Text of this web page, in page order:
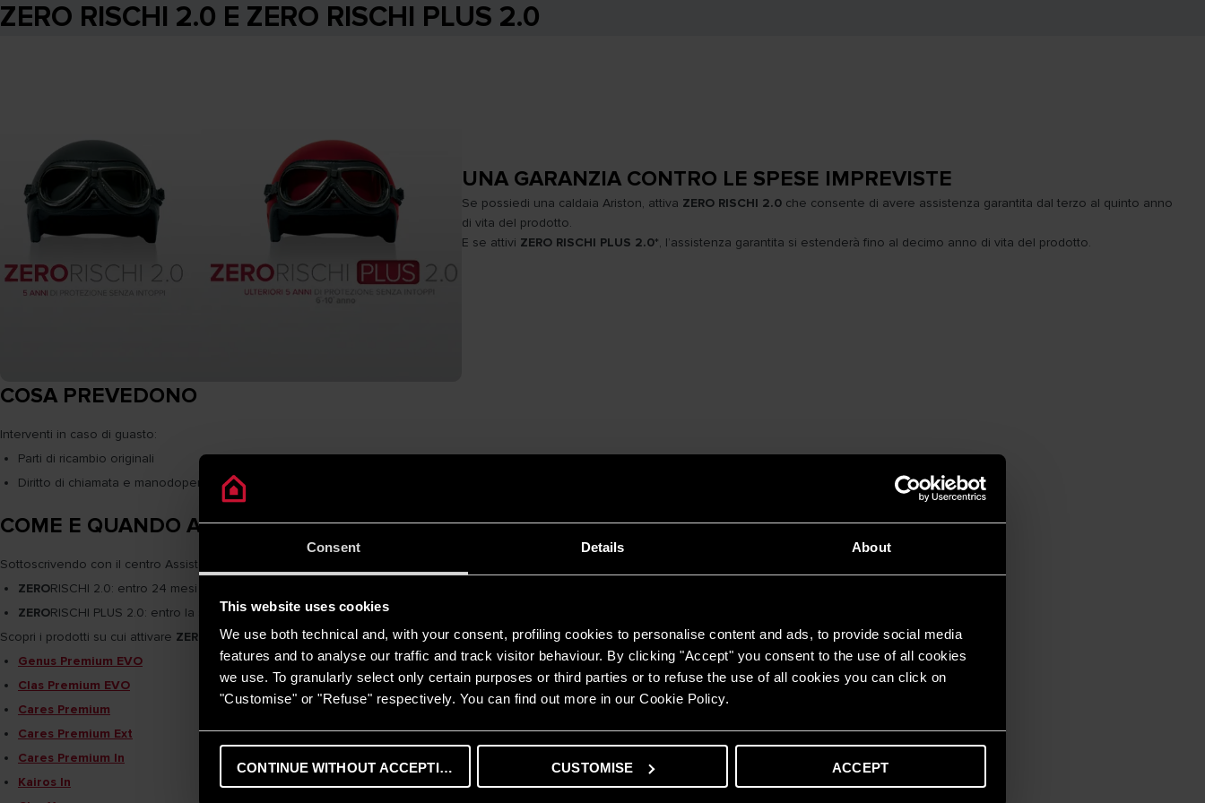
Consent Details About
This website uses cookies
We use both technical and, with your consent, profiling cookies to personalise content and ads, to provide social media
features and to analyse our traffic and track visitor behaviour. By clicking "Accept" you consent to the use of all cookies
we use. To granularly select only certain purposes or third parties or to refuse the use of all cookies you can click on
"Customise" or "Refuse" respectively. You can find out more in our Cookie Policy.
CONTINUE WITHOUT ACCEPTING CUSTOMISE ACCEPT
ZERO RISCHI 2.0 E ZERO RISCHI PLUS 2.0
UNA GARANZIA CONTRO LE SPESE IMPREVISTE
Se possiedi una caldaia Ariston, attiva ZERO RISCHI 2.0 che consente di avere assistenza garantita dal terzo al quinto anno
di vita del prodotto.
E se attivi ZERO RISCHI PLUS 2.0*, l’assistenza garantita si estenderà fino al decimo anno di vita del prodotto.
COSA PREVEDONO
Interventi in caso di guasto:
Parti di ricambio originali
Diritto di chiamata e manodopera per il ripristino del corretto funzionamento del prodotto
COME E QUANDO ATTIVARLE
Sottoscrivendo con il centro Assistenza Tecnica Ariston il contratto di manutenzione e l’accordo
ZERORISCHI 2.0: entro 24 mesi dalla prima accensione del prodotto
ZERORISCHI PLUS 2.0: entro la scadenza dell'accordoZERORISCHI 2.0
Scopri i prodotti su cui attivare ZERO RISCHI 2.0 eZERORISCHI PLUS 2.0:
Genus Premium EVO
Clas Premium EVO
Cares Premium
Cares Premium Ext
Cares Premium In
Kairos In